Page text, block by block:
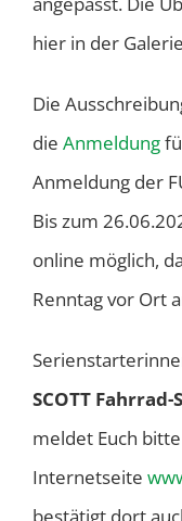
hier in der
Die
die Anmeldung
Anmeldung der
Bis zum
online möglich,
Renntag vor Ort
SCOTT
meldet Euch
Internetseite